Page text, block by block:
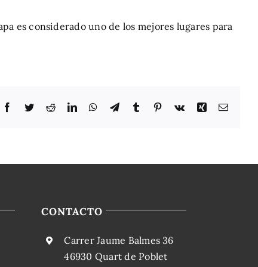
es considerado uno de los mejores lugares para
Facebook
TwitterRedditLinkedInWhatsApp
TelegramTumblr Pinterest
Vk Xing Correo
CONTACTO
Carrer Jaume Balmes 36
46930 Quart de Poblet